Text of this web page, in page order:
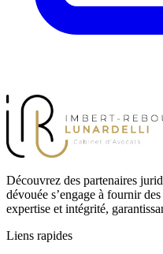
Découvrez des partenaires
dévouée s’engage à fournir
expertise et intégrité,
Liens rapides